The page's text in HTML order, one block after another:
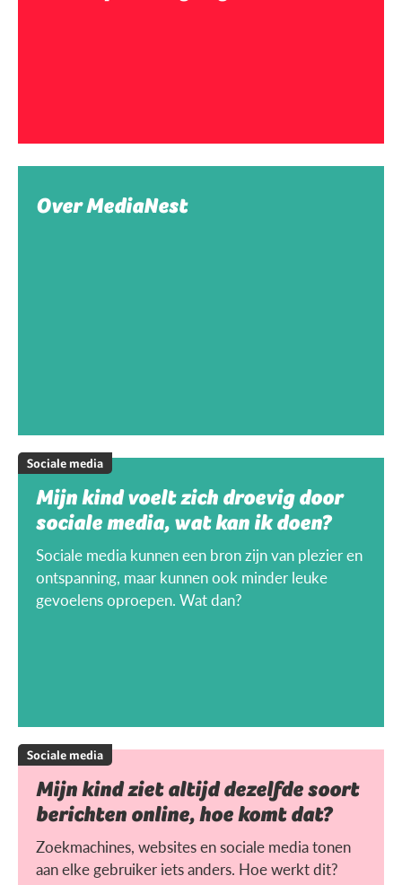
Over MediaNest
Sociale media
Mijn kind voelt zich droevig door
sociale media, wat kan ik doen?
Sociale media kunnen een bron zijn van plezier en
ontspanning, maar kunnen ook minder leuke
gevoelens oproepen. Wat dan?
Sociale media
Mijn kind ziet altijd dezelfde soort
berichten online, hoe komt dat?
Zoekmachines, websites en sociale media tonen
aan elke gebruiker iets anders. Hoe werkt dit?